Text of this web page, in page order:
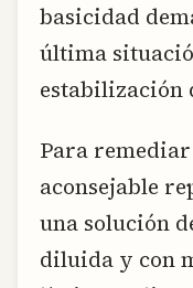
basicidad
última
estabilización
Para
aconsejable
una solución
diluida y con